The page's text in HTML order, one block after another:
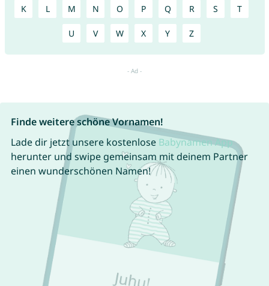
K L M N O P Q R S T
U V W X Y Z
Finde weitere schöne Vornamen!
Lade dir jetzt unsere kostenlose Babynamen App
herunter und swipe gemeinsam mit deinem Partner
einen wunderschönen Namen!